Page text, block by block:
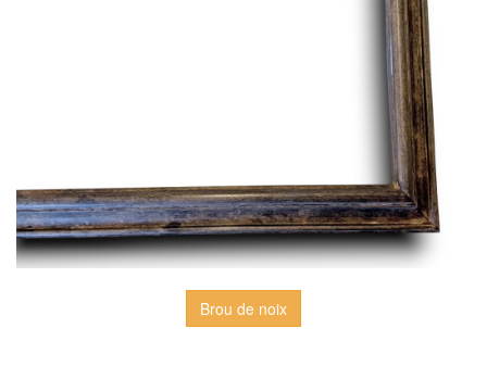
Brou de noix